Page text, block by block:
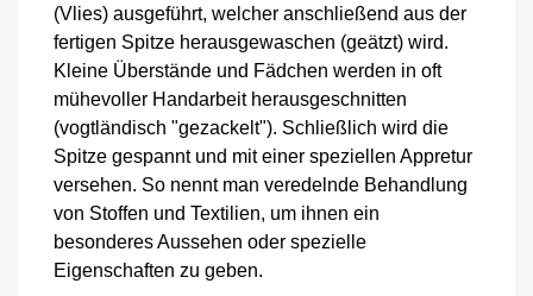
(Vlies) ausgeführt, welcher anschließend aus der
fertigen Spitze herausgewaschen (geätzt) wird.
Kleine Überstände und Fädchen werden in oft
mühevoller Handarbeit herausgeschnitten
(vogtländisch "gezackelt"). Schließlich wird die
Spitze gespannt und mit einer speziellen Appretur
versehen. So nennt man veredelnde Behandlung
von Stoffen und Textilien, um ihnen ein
besonderes Aussehen oder spezielle
Eigenschaften zu geben.